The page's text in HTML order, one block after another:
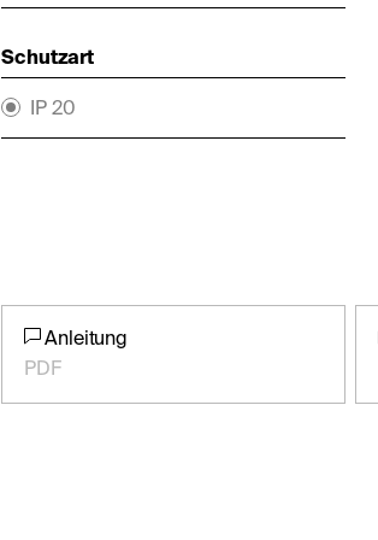
Schutzart
IP 20
Anleitung
PDF